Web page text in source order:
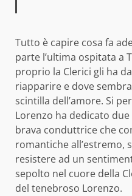
Tutto è capire cosa fa
parte l’ultima ospitata a
proprio la Clerici gli ha
riapparire e dove
scintilla dell’amore. Si
Lorenzo ha dedicato
brava conduttrice che
romantiche all’estremo,
resistere ad un
sepolto nel cuore della
del tenebroso Lorenzo.